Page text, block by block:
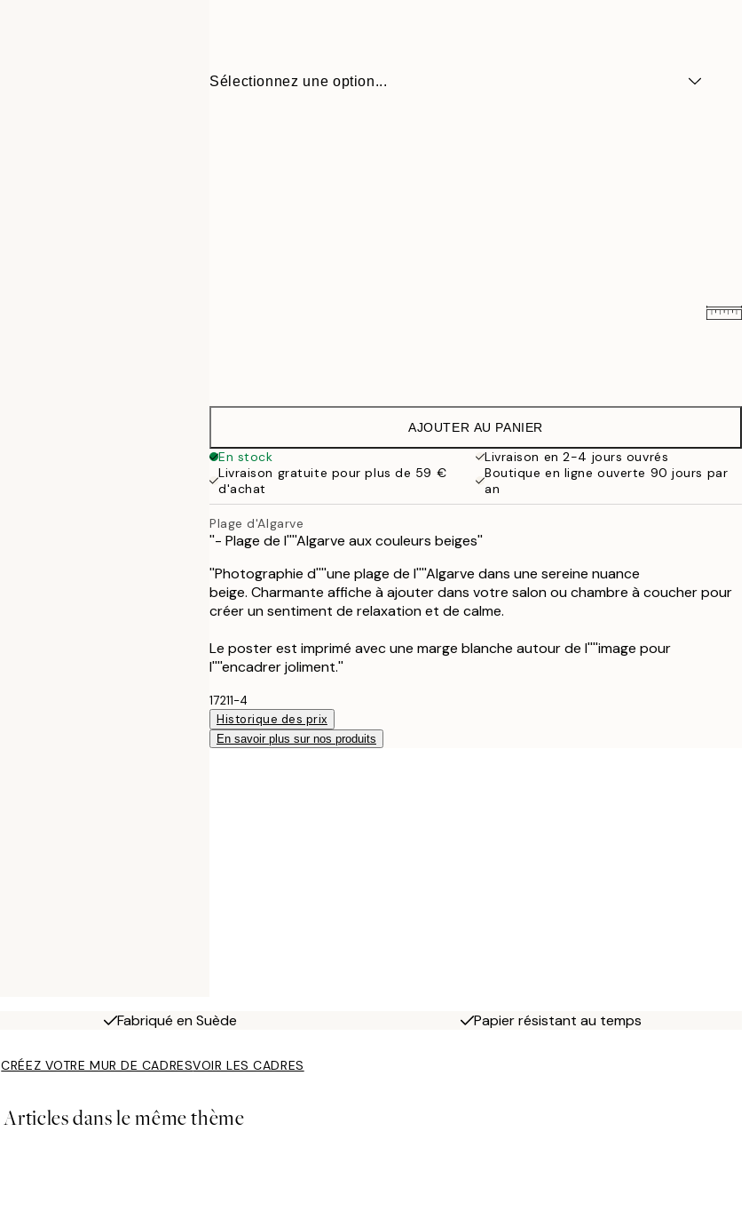
Sélectionnez une option...
19,95 €
27,45 €
50x70 cm 16,23 €
AJOUTER AU PANIER
En stock
Livraison en 2-4 jours ouvrés
Livraison gratuite pour plus de 59 €
d'achat
Boutique en ligne ouverte 90 jours par
an
Plage d'Algarve
''- Plage de l''''Algarve aux couleurs beiges''
''Photographie d''''une plage de l''''Algarve dans une sereine nuance
beige. Charmante affiche à ajouter dans votre salon ou chambre à coucher pour
créer un sentiment de relaxation et de calme.
Le poster est imprimé avec une marge blanche autour de l''''image pour
l''''encadrer joliment.''
17211-4
Historique des prix
En savoir plus sur nos produits
Fabriqué en Suède Papier résistant au temps
CRÉEZ VOTRE MUR DE CADRESVOIR LES CADRES
Articles dans le même thème